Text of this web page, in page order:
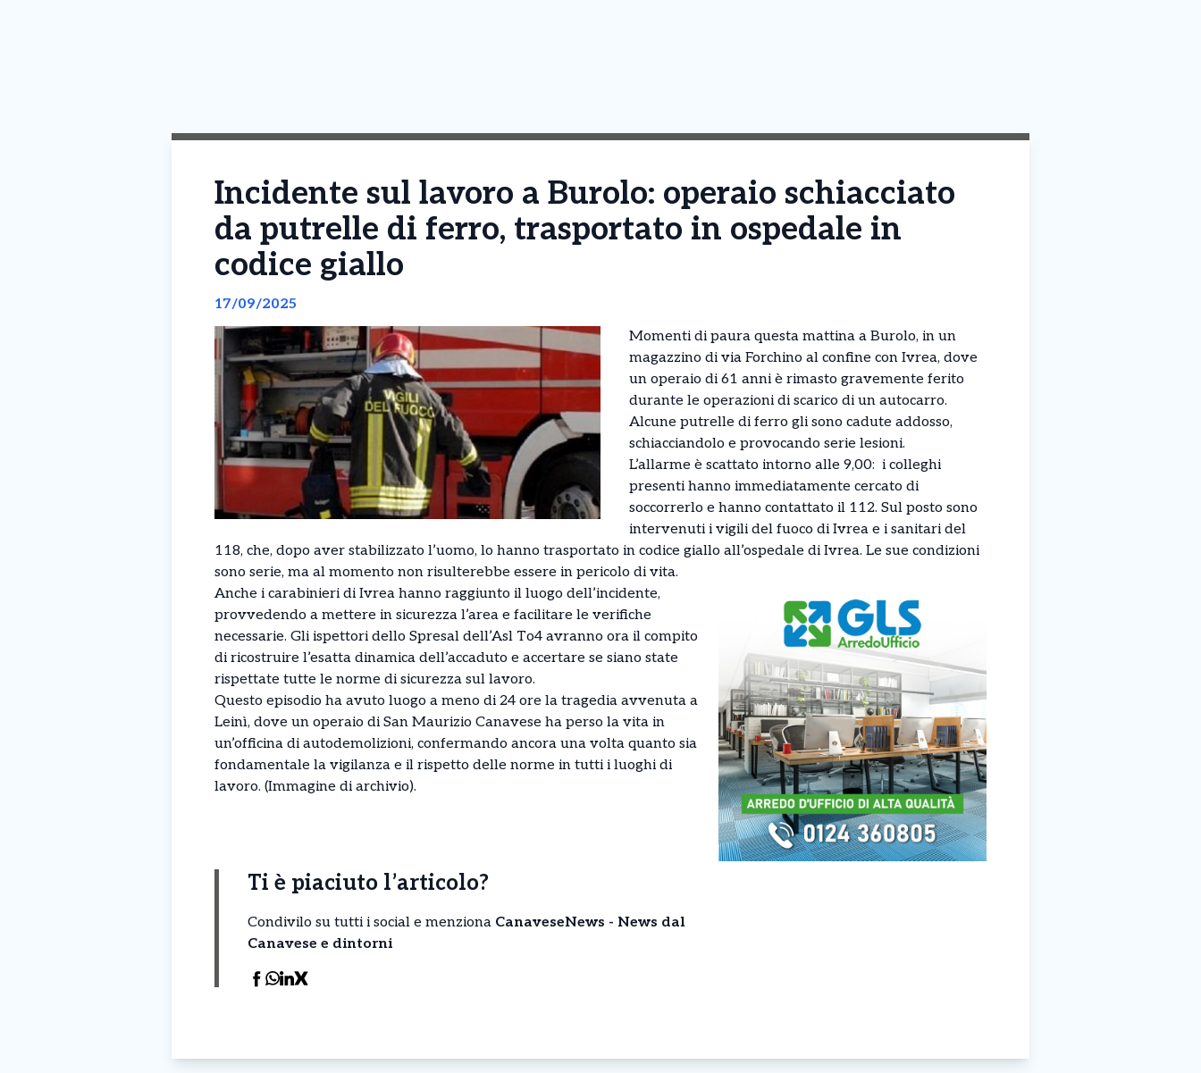
Incidente sul lavoro a Burolo: operaio schiacciato
da putrelle di ferro, trasportato in ospedale in
codice giallo
17/09/2025
Momenti di paura questa mattina a Burolo, in un
magazzino di via Forchino al confine con Ivrea, dove
un operaio di 61 anni è rimasto gravemente ferito
durante le operazioni di scarico di un autocarro.
Alcune putrelle di ferro gli sono cadute addosso,
schiacciandolo e provocando serie lesioni.
L’allarme è scattato intorno alle 9,00: i colleghi
presenti hanno immediatamente cercato di
soccorrerlo e hanno contattato il 112. Sul posto sono
intervenuti i vigili del fuoco di Ivrea e i sanitari del
118, che, dopo aver stabilizzato l’uomo, lo hanno trasportato in codice giallo all’ospedale di Ivrea. Le sue condizioni
sono serie, ma al momento non risulterebbe essere in pericolo di vita.
Anche i carabinieri di Ivrea hanno raggiunto il luogo dell’incidente,
provvedendo a mettere in sicurezza l’area e facilitare le verifiche
necessarie. Gli ispettori dello Spresal dell’Asl To4 avranno ora il compito
di ricostruire l’esatta dinamica dell’accaduto e accertare se siano state
rispettate tutte le norme di sicurezza sul lavoro.
Questo episodio ha avuto luogo a meno di 24 ore la tragedia avvenuta a
Leinì, dove un operaio di San Maurizio Canavese ha perso la vita in
un’officina di autodemolizioni, confermando ancora una volta quanto sia
fondamentale la vigilanza e il rispetto delle norme in tutti i luoghi di
lavoro. (Immagine di archivio).
Ti è piaciuto l’articolo?
Condivilo su tutti i social e menziona CanaveseNews - News dal
Canavese e dintorni